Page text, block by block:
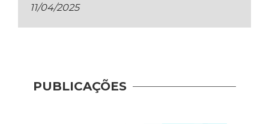
11/04/2025
PUBLICAÇÕES